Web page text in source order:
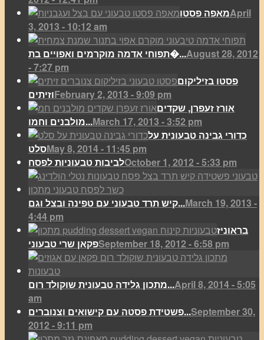
מאפה פסטוApril
3, 2013 - 10:12 am
תפוחי אדמה מוקרמים ואפויים בת�...August 28, 2012
- 7:27 pm
פסטו בזיליקום
וזיתיםFebruary 2, 2013 - 9:09 pm
אורז זעפרן, שקדים
מולבנים וחמו...March 17, 2013 - 3:52 pm
כדורי גבינה טבעונית על
סלטMay 8, 2014 - 11:45 pm
לביבות טבעוניות לפסחOctober 1, 2012 - 5:33 pm
קיש תרד טבעוני עם טפינה ובצל וגם...March 19, 2013 -
4:44 pm
בראוניז
פקאן שרי טבעוניSeptember 18, 2012 - 6:58 pm
מתכון גלידה טבעונית שוקולד רום...April 8, 2014 - 5:05
am
פשטידת פסטה עם קישואים וצנוברים...September 30,
2012 - 9:11 pm